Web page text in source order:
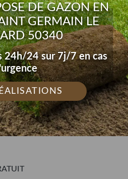
DE GAZON EN
GERMAIN LE
50340
24h/24 sur 7j/7 en cas